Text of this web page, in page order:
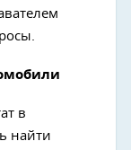
в
найти